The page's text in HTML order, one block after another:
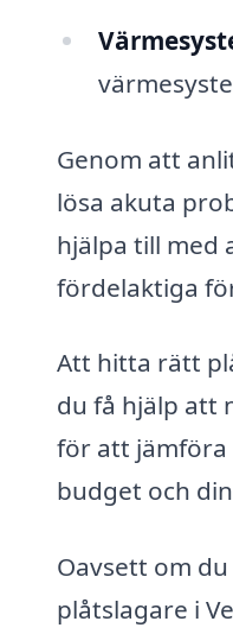
Genom att
lösa akuta
hjälpa till med
fördelaktiga
Att hitta rätt
du få hjälp att
för att jämföra
budget och
Oavsett om
plåtslagare i